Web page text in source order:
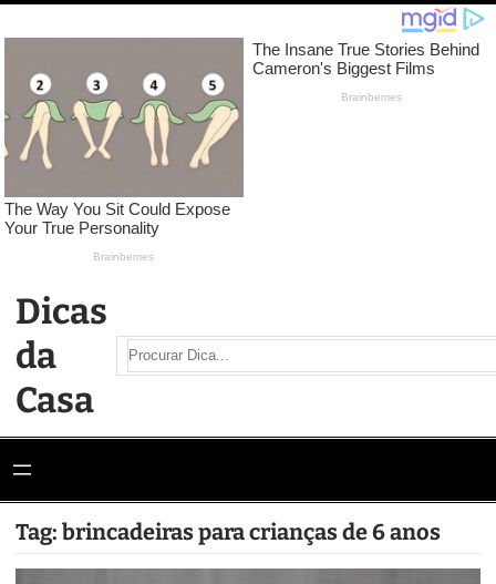
conteúdo
Dicas
da
Casa
Search
Tag: brincadeiras para crianças de 6 anos